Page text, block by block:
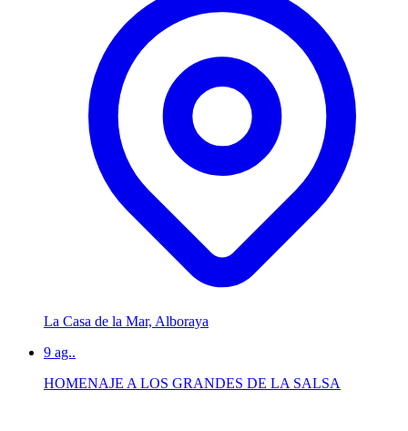
La Casa de la Mar, Alboraya
9 ag..
HOMENAJE A LOS GRANDES DE LA SALSA